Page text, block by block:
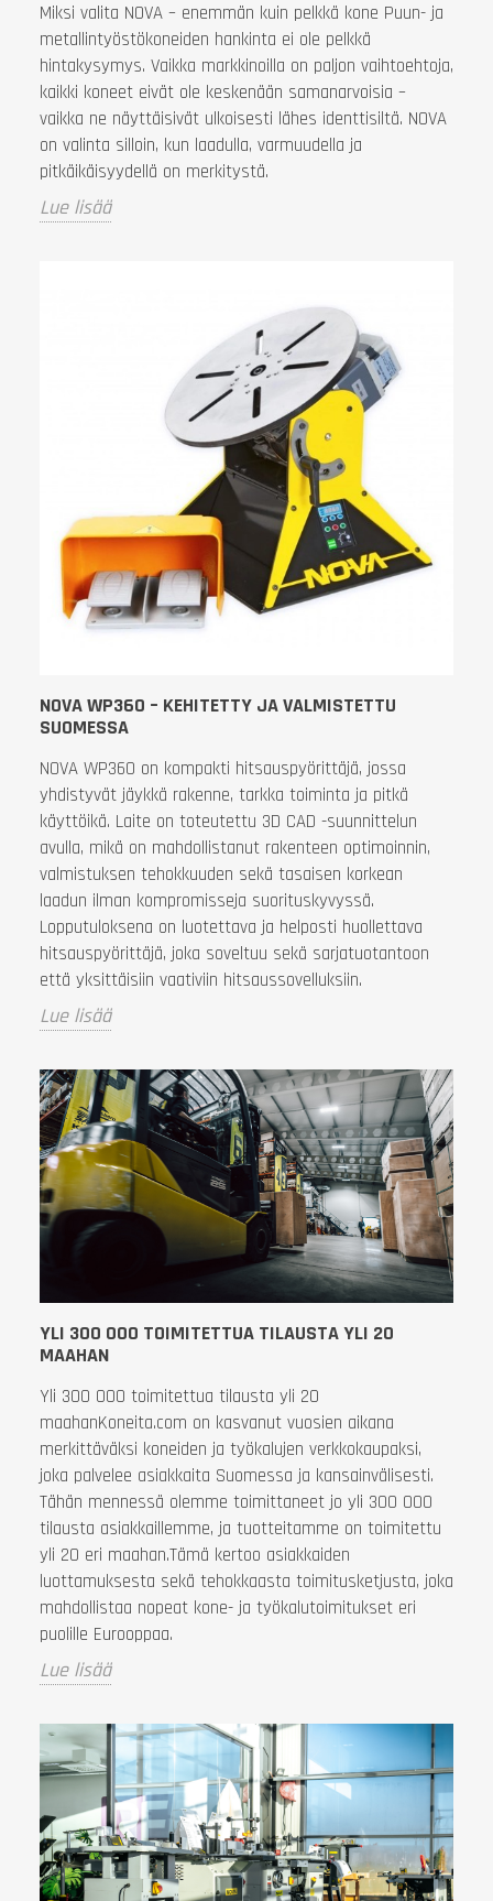
Miksi valita NOVA – enemmän kuin pelkkä kone Puun- ja
metallintyöstökoneiden hankinta ei ole pelkkä
hintakysymys. Vaikka markkinoilla on paljon vaihtoehtoja,
kaikki koneet eivät ole keskenään samanarvoisia –
vaikka ne näyttäisivät ulkoisesti lähes identtisiltä. NOVA
on valinta silloin, kun laadulla, varmuudella ja
pitkäikäisyydellä on merkitystä.
Lue lisää
NOVA WP360 – KEHITETTY JA VALMISTETTU
SUOMESSA
NOVA WP360 on kompakti hitsauspyörittäjä, jossa
yhdistyvät jäykkä rakenne, tarkka toiminta ja pitkä
käyttöikä. Laite on toteutettu 3D CAD -suunnittelun
avulla, mikä on mahdollistanut rakenteen optimoinnin,
valmistuksen tehokkuuden sekä tasaisen korkean
laadun ilman kompromisseja suorituskyvyssä.
Lopputuloksena on luotettava ja helposti huollettava
hitsauspyörittäjä, joka soveltuu sekä sarjatuotantoon
että yksittäisiin vaativiin hitsaussovelluksiin.
Lue lisää
YLI 300 000 TOIMITETTUA TILAUSTA YLI 20
MAAHAN
Yli 300 000 toimitettua tilausta yli 20
maahanKoneita.com on kasvanut vuosien aikana
merkittäväksi koneiden ja työkalujen verkkokaupaksi,
joka palvelee asiakkaita Suomessa ja kansainvälisesti.
Tähän mennessä olemme toimittaneet jo yli 300 000
tilausta asiakkaillemme, ja tuotteitamme on toimitettu
yli 20 eri maahan.Tämä kertoo asiakkaiden
luottamuksesta sekä tehokkaasta toimitusketjusta, joka
mahdollistaa nopeat kone- ja työkalutoimitukset eri
puolille Eurooppaa.
Lue lisää